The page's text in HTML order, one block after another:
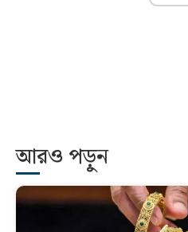
আরও পড়ুন